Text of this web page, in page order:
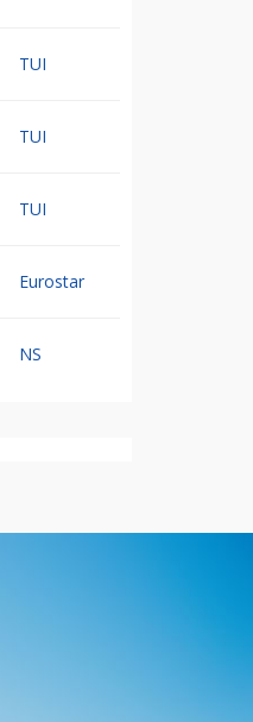
TUI
TUI
TUI
Eurostar
NS